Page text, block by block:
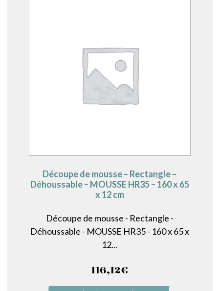
Découpe de mousse – Rectangle –
Déhoussable – MOUSSE HR35 – 160 x 65
x 12 cm
Découpe de mousse - Rectangle -
Déhoussable - MOUSSE HR35 - 160 x 65 x
12...
116,12€